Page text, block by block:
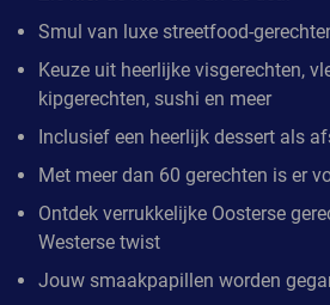
Smul van luxe streetfood-
Keuze uit heerlijke visgerechten,
kipgerechten, sushi en meer
Inclusief een heerlijk dessert als
Met meer dan 60 gerechten is er
Ontdek verrukkelijke Oosterse
Westerse twist
Jouw smaakpapillen worden